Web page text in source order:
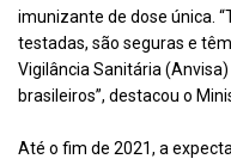
imunizante de dose única.
testadas, são seguras e
Vigilância Sanitária
brasileiros”, destacou o
Até o fim de 2021, a